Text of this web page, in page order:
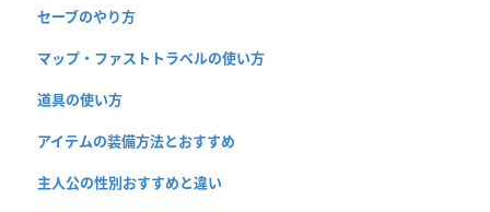
セーブのやり方
マップ・ファストトラベルの使い方
道具の使い方
アイテムの装備方法とおすすめ
主人公の性別おすすめと違い